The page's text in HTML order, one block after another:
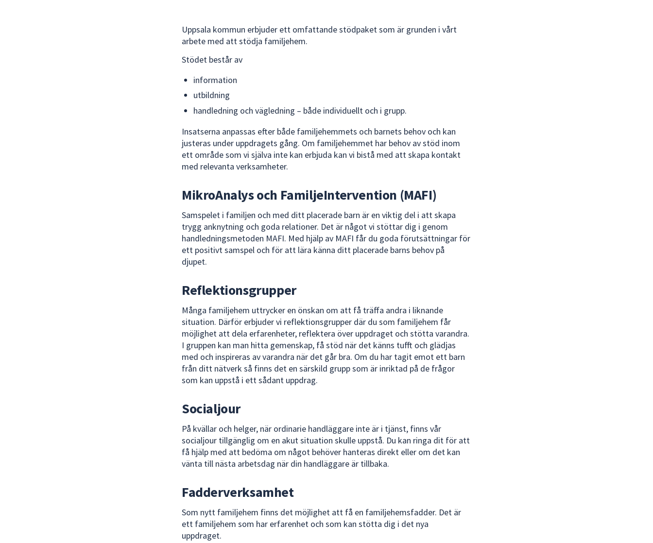
Uppsala kommun erbjuder ett omfattande stödpaket som är grunden i vårt
arbete med att stödja familjehem.
Stödet består av
information
utbildning
handledning och vägledning – både individuellt och i grupp.
Insatserna anpassas efter både familjehemmets och barnets behov och kan
justeras under uppdragets gång. Om familjehemmet har behov av stöd inom
ett område som vi själva inte kan erbjuda kan vi bistå med att skapa kontakt
med relevanta verksamheter.
MikroAnalys och FamiljeIntervention (MAFI)
Samspelet i familjen och med ditt placerade barn är en viktig del i att skapa
trygg anknytning och goda relationer. Det är något vi stöttar dig i genom
handledningsmetoden MAFI. Med hjälp av MAFI får du goda förutsättningar för
ett positivt samspel och för att lära känna ditt placerade barns behov på
djupet.
Reflektionsgrupper
Många familjehem uttrycker en önskan om att få träffa andra i liknande
situation. Därför erbjuder vi reflektionsgrupper där du som familjehem får
möjlighet att dela erfarenheter, reflektera över uppdraget och stötta varandra.
I gruppen kan man hitta gemenskap, få stöd när det känns tufft och glädjas
med och inspireras av varandra när det går bra. Om du har tagit emot ett barn
från ditt nätverk så finns det en särskild grupp som är inriktad på de frågor
som kan uppstå i ett sådant uppdrag.
Socialjour
På kvällar och helger, när ordinarie handläggare inte är i tjänst, finns vår
socialjour tillgänglig om en akut situation skulle uppstå. Du kan ringa dit för att
få hjälp med att bedöma om något behöver hanteras direkt eller om det kan
vänta till nästa arbetsdag när din handläggare är tillbaka.
Fadderverksamhet
Som nytt familjehem finns det möjlighet att få en familjehemsfadder. Det är
ett familjehem som har erfarenhet och som kan stötta dig i det nya
uppdraget.